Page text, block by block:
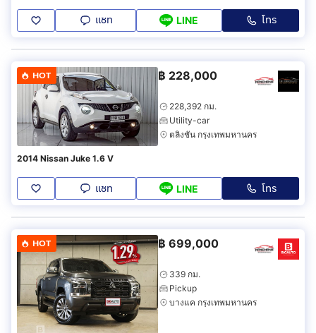
แชท LINE โทร
HOT ฿ 228,000
228,392 กม.
Utility-car
ตลิ่งชัน กรุงเทพมหานคร
2014 Nissan Juke 1.6 V
แชท LINE โทร
HOT ฿ 699,000
339 กม.
Pickup
บางแค กรุงเทพมหานคร